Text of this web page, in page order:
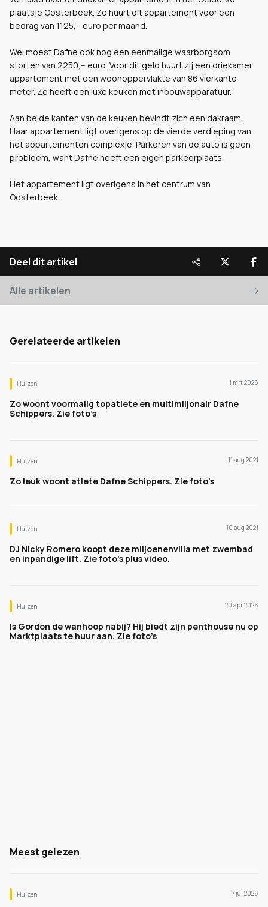
plaatsje Oosterbeek. Ze huurt dit appartement voor een
bedrag van 1125,-- euro per maand.
Wel moest Dafne ook nog een eenmalige waarborgsom
storten van 2250,-- euro. Voor dit geld huurt zij een driekamer
appartement met een woonoppervlakte van 86 vierkante
meter. Ze heeft een luxe keuken met inbouwapparatuur.
Aan beide kanten van de keuken bevindt zich een dakraam.
Haar appartement ligt overigens op de vierde verdieping van
het appartementen complexje. Parkeren van de auto is geen
probleem, want Dafne heeft een eigen parkeerplaats.
Het appartement ligt overigens in het centrum van
Oosterbeek.
Deel dit artikel
Alle artikelen
Gerelateerde artikelen
Huizen 1 mrt 2026
Zo woont voormalig topatlete en multimiljonair Dafne
Schippers. Zie foto’s
Huizen 11 aug 2021
Zo leuk woont atlete Dafne Schippers. Zie foto's
Huizen 10 aug 2021
DJ Nicky Romero koopt deze miljoenenvilla met zwembad
en inpandige lift. Zie foto's plus video.
Huizen 20 apr 2026
Is Gordon de wanhoop nabij? Hij biedt zijn penthouse nu op
Marktplaats te huur aan. Zie foto’s
Meest gelezen
Huizen 7 jul 2026